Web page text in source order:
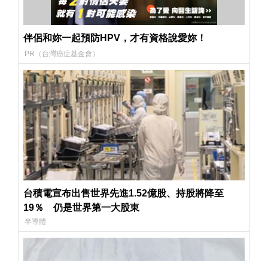
伴侶和妳一起預防HPV，才有資格說愛妳！
PR（台灣癌症基金會）
台積電宣布出售世界先進1.52億股、持股將降至
19％ 仍是世界第一大股東
半導體